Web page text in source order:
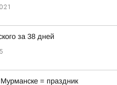
за 38 дней
= праздник